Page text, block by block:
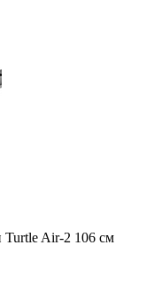
Air-2 106 см